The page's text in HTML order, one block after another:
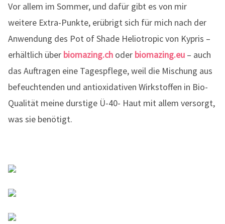
Vor allem im Sommer, und dafür gibt es von mir
weitere Extra-Punkte, erübrigt sich für mich nach der
Anwendung des Pot of Shade Heliotropic von Kypris –
erhältlich über biomazing.ch oder biomazing.eu – auch
das Auftragen eine Tagespflege, weil die Mischung aus
befeuchtenden und antioxidativen Wirkstoffen in Bio-
Qualität meine durstige Ü-40- Haut mit allem versorgt,
was sie benötigt.